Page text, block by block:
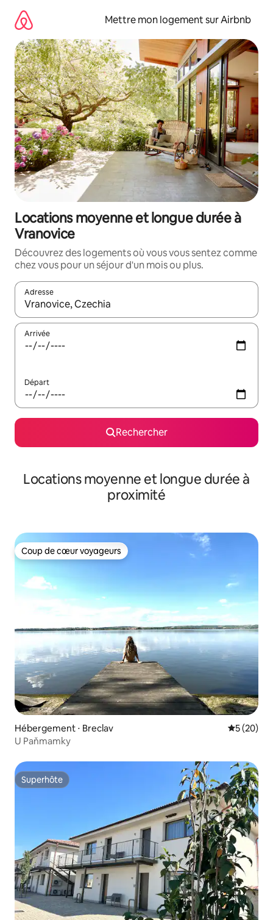
directement
contenu
Mettre mon logement sur Airbnb
Locations moyenne et longue durée à
Vranovice
Découvrez des logements où vous vous sentez comme
chez vous pour un séjour d'un mois ou plus.
Adresse
Lorsque les résultats s'affichent, utilisez les flèches vers le
Arrivée
Départ
Rechercher
Locations moyenne et longue durée à
proximité
Coup de cœur voyageurs
Coup de cœur voyageurs
Hébergement ⋅ Breclav
5 (20)
U Paňmamky
Superhôte
Superhôte